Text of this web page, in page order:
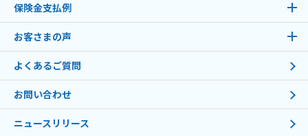
保険金支払例
お客さまの声
よくあるご質問
お問い合わせ
ニュースリリース